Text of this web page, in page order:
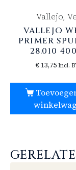
Vallejo,
VALLEJO
PRIMER
28.010
€ 13,75 Incl.